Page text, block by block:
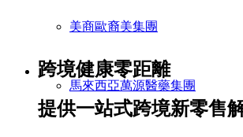
美商歐裔美集團
馬來西亞萬源醫藥集團
跨境健康零距離
提供一站式跨境新零售